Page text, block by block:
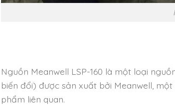
Nguồn Meanwell LSP-160 là một loại
biến đổi) được sản xuất bởi Meanwell,
phẩm liên quan.